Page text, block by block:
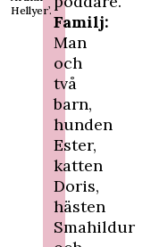
Hellyer’.
Familj:
Man
och
två
barn,
hunden
Ester,
katten
Doris,
hästen
Smahildur